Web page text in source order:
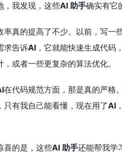
，我发现，这些AI 助手确实有它
率真的提高了不少。以前，写一
求告诉AI ，它就能快速生成代
，或者一些更复杂的算法优化。
在代码规范方面，那是真的严格
只有我自己能看懂，现在用了AI
喜的是，这些AI 助手还能帮我学